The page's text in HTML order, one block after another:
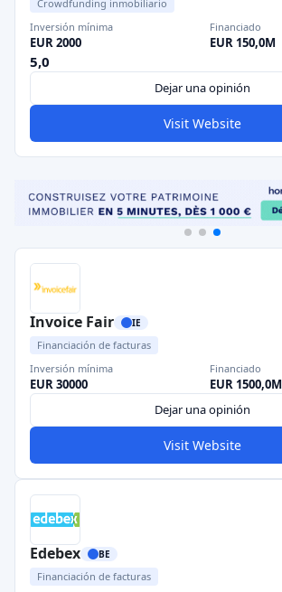
Crowdfunding inmobiliario
Inversión mínima
EUR 2000
Financiado
EUR 150,0M
5,0
Dejar una opinión
Visit Website
Invoice Fair IE
Financiación de facturas
Inversión mínima
EUR 30000
Financiado
EUR 1500,0M
Dejar una opinión
Visit Website
Edebex BE
Financiación de facturas